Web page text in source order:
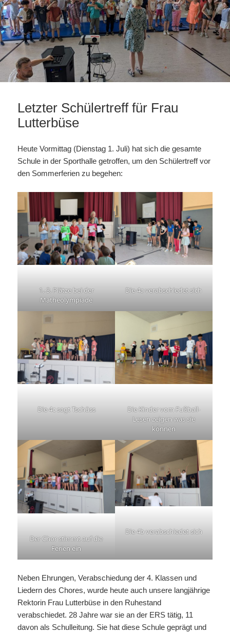
Letzter Schülertreff für Frau
Lutterbüse
Heute Vormittag (Dienstag 1. Juli) hat sich die gesamte
Schule in der Sporthalle getroffen, um den Schülertreff vor
den Sommerferien zu begehen:
1.-3. Plätze bei der
Matheolympiade
Die 4a verabschiedet sich
Die 4c sagt Tschüss
Die Kinder vom Fußball-
Lesen zeigen was sie
können
Der Chor stimmt auf die
Ferien ein
Die 4b verabschiedet sich
Neben Ehrungen, Verabschiedung der 4. Klassen und
Liedern des Chores, wurde heute auch unsere langjährige
Rektorin Frau Lutterbüse in den Ruhestand
verabschiedet. 28 Jahre war sie an der ERS tätig, 11
davon als Schulleitung. Sie hat diese Schule geprägt und